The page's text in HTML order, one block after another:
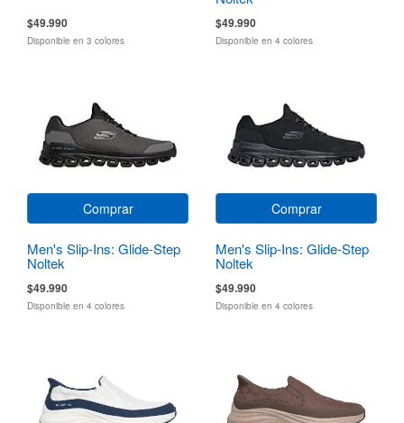
$49.990
Disponible en 3 colores
$49.990
Disponible en 4 colores
Comprar
Men's Slip-Ins: Glide-Step
Noltek
$49.990
Disponible en 4 colores
Comprar
Men's Slip-Ins: Glide-Step
Noltek
$49.990
Disponible en 4 colores